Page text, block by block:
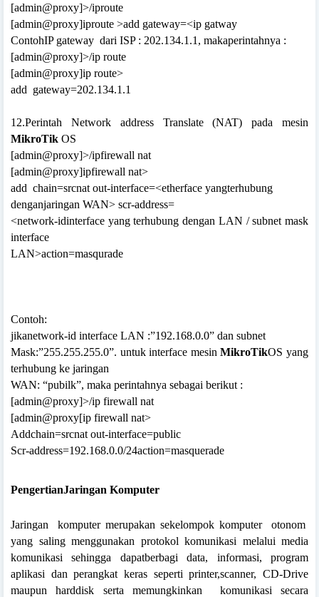
[admin@proxy]>/iproute
[admin@proxy]iproute >add gateway=<ip gatway
ContohIP gateway dari ISP : 202.134.1.1, makaperintahnya :
[admin@proxy]>/ip route
[admin@proxy]ip route>
add gateway=202.134.1.1
12.Perintah Network address Translate (NAT) pada mesin
MikroTik OS
[admin@proxy]>/ipfirewall nat
[admin@proxy]ipfirewall nat>
add chain=srcnat out-interface=<etherface yangterhubung
denganjaringan WAN> scr-address=
<network-idinterface yang terhubung dengan LAN / subnet mask
interface
LAN>action=masqurade
Contoh:
jikanetwork-id interface LAN :”192.168.0.0” dan subnet
Mask:”255.255.255.0”. untuk interface mesinMikroTikOS yang
terhubung ke jaringan
WAN: “pubilk”, maka perintahnya sebagai berikut :
[admin@proxy]>/ip firewall nat
[admin@proxy[ip firewall nat>
Addchain=srcnat out-interface=public
Scr-address=192.168.0.0/24action=masquerade
PengertianJaringan Komputer
Jaringan komputer merupakan sekelompok komputer
otonom
yang saling menggunakan protokol komunikasi melalui media
komunikasi sehingga dapatberbagi data, informasi, program
aplikasi dan perangkat keras seperti printer,scanner, CD-Drive
maupun harddisk serta memungkinkan
komunikasi secara